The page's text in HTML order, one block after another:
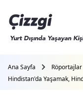
Yurt Dışında Yaşayan
Ana Sayfa
Röportajlar
Hindistan'da Yaşamak,